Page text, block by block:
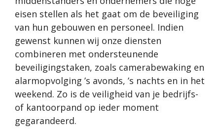
eisen stellen als het gaat om de beveiliging
van hun gebouwen en personeel. Indien
gewenst kunnen wij onze diensten
combineren met ondersteunende
beveiligingstaken, zoals camerabewaking en
alarmopvolging ’s avonds, ’s nachts en in het
weekend. Zo is de veiligheid van je bedrijfs-
of kantoorpand op ieder moment
gegarandeerd.